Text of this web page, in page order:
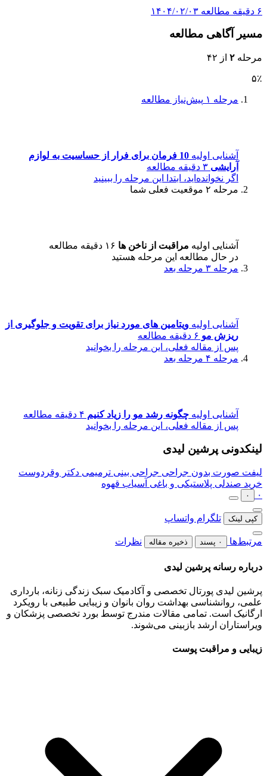
۶ دقیقه مطالعه ۱۴۰۴/۰۲/۰۳
مسیر آگاهی مطالعه
مرحله ۲ از ۴۲
۵٪
مرحله ۱ پیش‌نیاز مطالعه
آشنایی اولیه
10 فرمان برای فرار از حساسیت به لوازم
آرایشی ۳ دقیقه مطالعه
اگر نخوانده‌اید، ابتدا این مرحله را ببینید
مرحله ۲
موقعیت فعلی شما
آشنایی اولیه مراقبت از ناخن ها ۱۶ دقیقه مطالعه
در حال مطالعه این مرحله هستید
مرحله ۳
مرحله بعد
آشنایی اولیه ویتامین های مورد نیاز برای تقویت و جلوگیری از
ریزش مو ۶ دقیقه مطالعه
پس از مقاله فعلی، این مرحله را بخوانید
مرحله ۴
مرحله بعد
آشنایی اولیه چگونه رشد مو را زیاد کنیم ۴ دقیقه مطالعه
پس از مقاله فعلی، این مرحله را بخوانید
لینکدونی پرشین لیدی
لیفت صورت بدون جراحی جراحی بینی ترمیمی دکتر وقردوست
خرید صندلی پلاستیکی و باغی آسیاب قهوه
۰
۰
کپی لینک تلگرام واتساپ
مرتبط‌ها ۰ پسند ذخیره مقاله نظرات
درباره رسانه پرشین لیدی
پرشین لیدی پورتال تخصصی و آکادمیک سبک زندگی زنانه، بارداری
علمی، روانشناسی بهداشت روان بانوان و زیبایی طبیعی با رویکرد
ارگانیک است. تمامی مقالات مندرج توسط بورد تخصصی پزشکان و
ویراستاران ارشد بازبینی می‌شوند.
زیبایی و مراقبت پوست